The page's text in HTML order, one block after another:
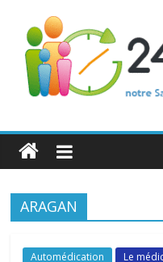
24h
Santé
La
de
ARAGAN
Automédication Le